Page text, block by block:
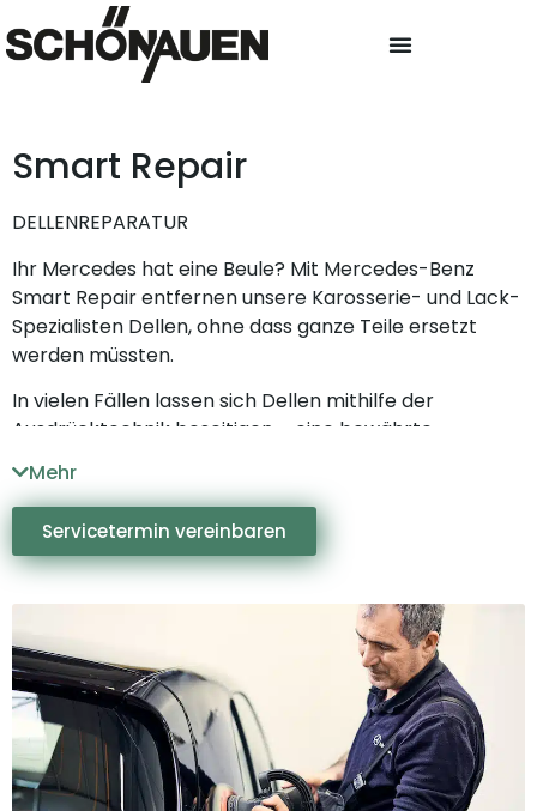
Smart Repair
DELLENREPARATUR
Ihr Mercedes hat eine Beule? Mit Mercedes-Benz
Smart Repair entfernen unsere Karosserie- und Lack-
Spezialisten Dellen, ohne dass ganze Teile ersetzt
werden müssten.
In vielen Fällen lassen sich Dellen mithilfe der
Ausdrücktechnik beseitigen – eine bewährte
Methode, mit der sich die Dellenreparatur
kostengünstig und schnell durchführen lässt.
Unser erfahrener Beulendoktor beherrscht die
Dellenreparatur meisterlich.
LACKSERVICE
Kleinere Lackschäden Parkrämpler an Ihrem
Mercedes beseitigen unsere erfahrenen
Lackspezialisten mit der Mercedes Smart Repair
Lackreparatur ohne großen Aufwand. Kratzer und
Schrammen verschwinden restlos, Ihr Mercedes
gewinnt seinen gewohnten Glanz zurück.
Mehr
Servicetermin vereinbaren